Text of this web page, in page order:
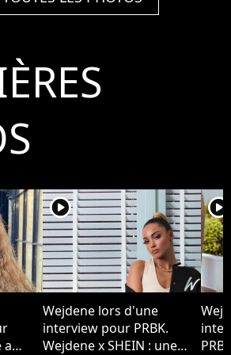
Womenswear
Photo by Marco
Piovanotto/ABACAPRESS.COM
a
player2
Wejdene lors d'une
interview pour PRBK.
Wejdene x SHEIN : une
player2